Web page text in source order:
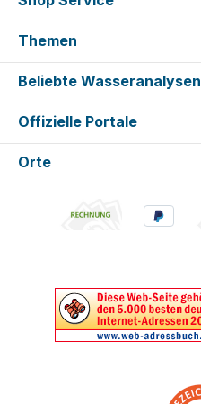
Themen
Beliebte Wasseranalysen
Offizielle Portale
Orte